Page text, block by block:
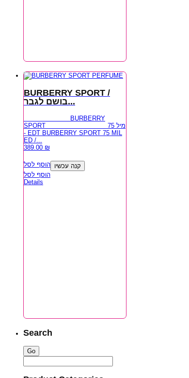
BURBERRY SPORT /
בושם לגבר...
BURBERRY
SPORT 75 מיל
- EDT BURBERRY SPORT 75 MIL
ED /...
389.00 ₪
הוסף לסל קנה עכשיו
הוסף לסל
Details
Search